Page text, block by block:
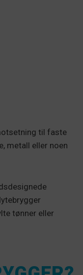
til faste
metall eller noen
tønner eller